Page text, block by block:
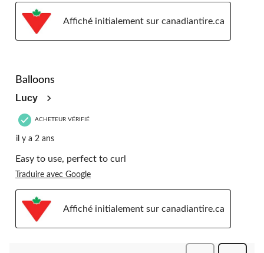
Affiché initialement sur canadiantire.ca
Balloons
Lucy
ACHETEUR VÉRIFIÉ
il y a 2 ans
Easy to use, perfect to curl
Traduire avec Google
Affiché initialement sur canadiantire.ca